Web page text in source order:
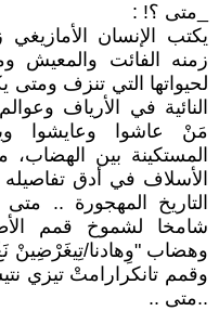
_متى ؟! :
يكتب الإنسان
زمنه الفائت والمعيش
لحيواتها التي تنزف
النائية في الأرياف
مَنْ عاشوا وعايشوا
المستكينة بين
الأسلاف في أدق
التاريخ المهجورة ..
شامخا لشموخ قمم
وهضاب "وِهادنا/تِيغَرْضِينْ
وقمم تانكرارامتْ تيزي
..متى ..